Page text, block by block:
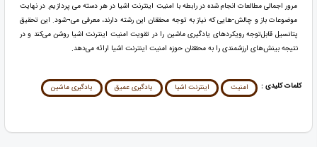
مرور اجمالی مطالعات انجام شده در رابطه با امنیت اینترنت اشیا در هر دسته می پردازیم. در نهایت
موضوعات باز و چالش-هایی که نیاز به توجه محققان این رشته دارند، معرفی می¬شود. این تحقیق
پتانسیل قابل‌توجه رویکردهای یادگیری ماشین را در تقویت امنیت اینترنت اشیا روشن می‌کند و در
نتیجه بینش‌های ارزشمندی را به محققان حوزه امنیت اینترنت اشیا ارائه می‌دهد.
کلمات کلیدی : امنیت اینترنت اشیا یادگیری عمیق یادگیری ماشین